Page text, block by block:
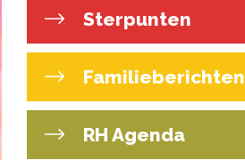
Sterpunten
Familieberichten
RH Agenda